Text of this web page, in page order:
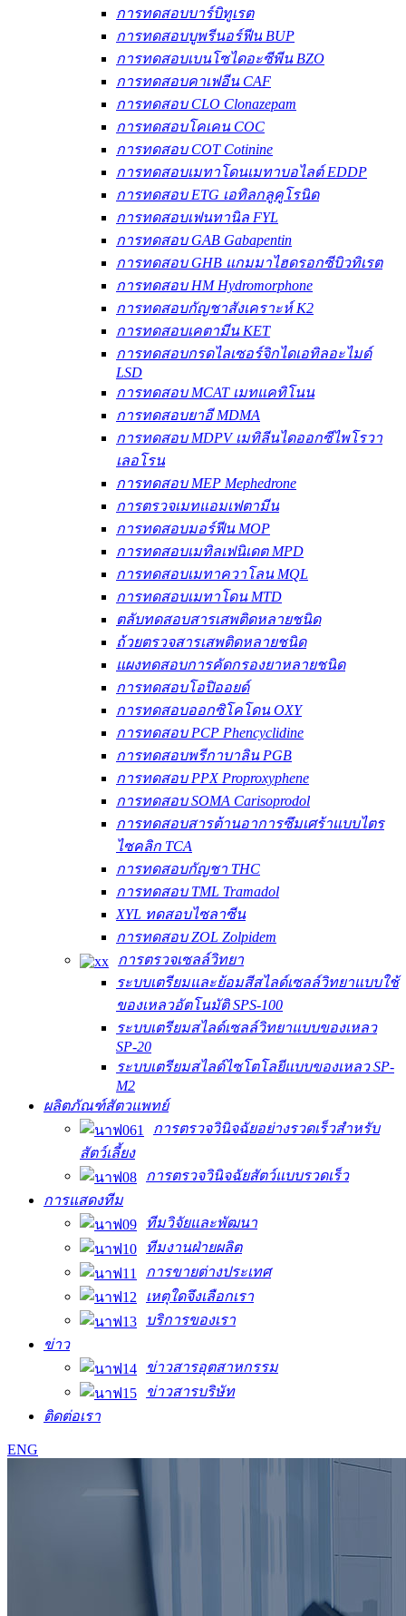
การทดสอบบาร์บิทูเรต
การทดสอบบูพรีนอร์ฟีน BUP
การทดสอบเบนโซไดอะซีพีน BZO
การทดสอบคาเฟอีน CAF
การทดสอบ CLO Clonazepam
การทดสอบโคเคน COC
การทดสอบ COT Cotinine
การทดสอบเมทาโดนเมทาบอไลต์ EDDP
การทดสอบ ETG เอทิลกลูคูโรนิด
การทดสอบเฟนทานิล FYL
การทดสอบ GAB Gabapentin
การทดสอบ GHB แกมมาไฮดรอกซีบิวทิเรต
การทดสอบ HM Hydromorphone
การทดสอบกัญชาสังเคราะห์ K2
การทดสอบเคตามีน KET
การทดสอบกรดไลเซอร์จิกไดเอทิลอะไมด์
LSD
การทดสอบ MCAT เมทแคทิโนน
การทดสอบยาอี MDMA
การทดสอบ MDPV เมทิลีนไดออกซีไพโรวา
เลอโรน
การทดสอบ MEP Mephedrone
การตรวจเมทแอมเฟตามีน
การทดสอบมอร์ฟีน MOP
การทดสอบเมทิลเฟนิเดต MPD
การทดสอบเมทาควาโลน MQL
การทดสอบเมทาโดน MTD
ตลับทดสอบสารเสพติดหลายชนิด
ถ้วยตรวจสารเสพติดหลายชนิด
แผงทดสอบการคัดกรองยาหลายชนิด
การทดสอบโอปิออยด์
การทดสอบออกซิโคโดน OXY
การทดสอบ PCP Phencyclidine
การทดสอบพรีกาบาลิน PGB
การทดสอบ PPX Proproxyphene
การทดสอบ SOMA Carisoprodol
การทดสอบสารต้านอาการซึมเศร้าแบบไตร
ไซคลิก TCA
การทดสอบกัญชา THC
การทดสอบ TML Tramadol
XYL ทดสอบไซลาซีน
การทดสอบ ZOL Zolpidem
การตรวจเซลล์วิทยา
ระบบเตรียมและย้อมสีสไลด์เซลล์วิทยาแบบใช้
ของเหลวอัตโนมัติ SPS-100
ระบบเตรียมสไลด์เซลล์วิทยาแบบของเหลว
SP-20
ระบบเตรียมสไลด์ไซโตโลยีแบบของเหลว SP-
M2
ผลิตภัณฑ์สัตวแพทย์
การตรวจวินิจฉัยอย่างรวดเร็วสำหรับ
สัตว์เลี้ยง
การตรวจวินิจฉัยสัตว์แบบรวดเร็ว
การแสดงทีม
ทีมวิจัยและพัฒนา
ทีมงานฝ่ายผลิต
การขายต่างประเทศ
เหตุใดจึงเลือกเรา
บริการของเรา
ข่าว
ข่าวสารอุตสาหกรรม
ข่าวสารบริษัท
ติดต่อเรา
ENG